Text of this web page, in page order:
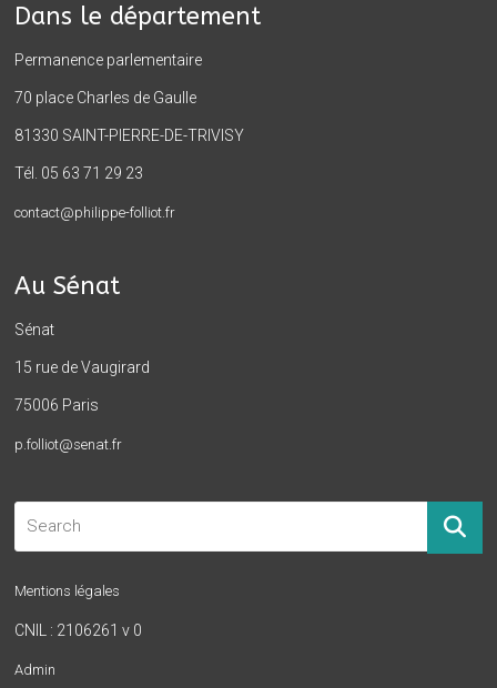
Dans le département
Permanence parlementaire
70 place Charles de Gaulle
81330 SAINT-PIERRE-DE-TRIVISY
Tél. 05 63 71 29 23
contact@philippe-folliot.fr
Au Sénat
Sénat
15 rue de Vaugirard
75006 Paris
p.folliot@senat.fr
Mentions légales
CNIL : 2106261 v 0
Admin